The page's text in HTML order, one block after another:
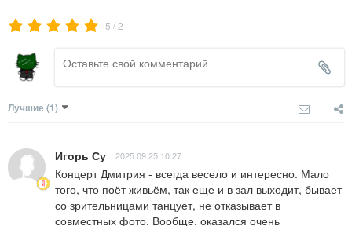
5 /2
Лучшие (1)
Игорь Су 2025.09.25 10:27
Концерт Дмитрия - всегда весело и интересно. Мало
того, что поёт живьём, так еще и в зал выходит, бывает
со зрительницами танцует, не отказывает в
совместных фото. Вообще, оказался очень